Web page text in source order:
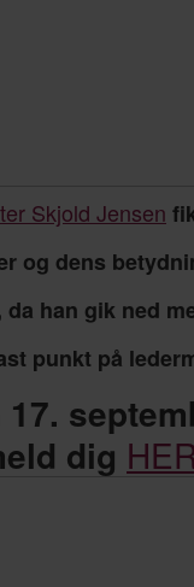
Skjold Jensen
og dens
han gik ned
punkt på
dig